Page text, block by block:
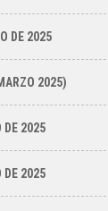
DE 2025
2025)
DE 2025
DE 2025